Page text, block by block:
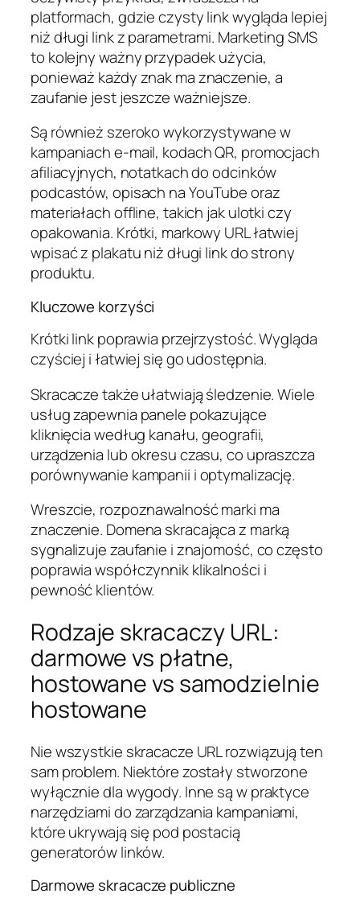
platformach, gdzie czysty link wygląda lepiej
niż długi link z parametrami. Marketing SMS
to kolejny ważny przypadek użycia,
ponieważ każdy znak ma znaczenie, a
zaufanie jest jeszcze ważniejsze.
Są również szeroko wykorzystywane w
kampaniach e-mail, kodach QR, promocjach
afiliacyjnych, notatkach do odcinków
podcastów, opisach na YouTube oraz
materiałach offline, takich jak ulotki czy
opakowania. Krótki, markowy URL łatwiej
wpisać z plakatu niż długi link do strony
produktu.
Kluczowe korzyści
Krótki link poprawia przejrzystość. Wygląda
czyściej i łatwiej się go udostępnia.
Skracacze także ułatwiają śledzenie. Wiele
usług zapewnia panele pokazujące
kliknięcia według kanału, geografii,
urządzenia lub okresu czasu, co upraszcza
porównywanie kampanii i optymalizację.
Wreszcie, rozpoznawalność marki ma
znaczenie. Domena skracająca z marką
sygnalizuje zaufanie i znajomość, co często
poprawia współczynnik klikalności i
pewność klientów.
Rodzaje skracaczy URL:
darmowe vs płatne,
hostowane vs samodzielnie
hostowane
Nie wszystkie skracacze URL rozwiązują ten
sam problem. Niektóre zostały stworzone
wyłącznie dla wygody. Inne są w praktyce
narzędziami do zarządzania kampaniami,
które ukrywają się pod postacią
generatorów linków.
Darmowe skracacze publiczne